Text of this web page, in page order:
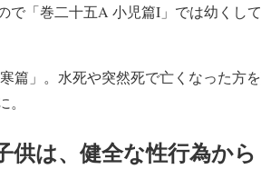
で「巻二十五A 小児篇I」では幼くし
篇」。水死や突然死で亡くなった方
は、健全な性行為から